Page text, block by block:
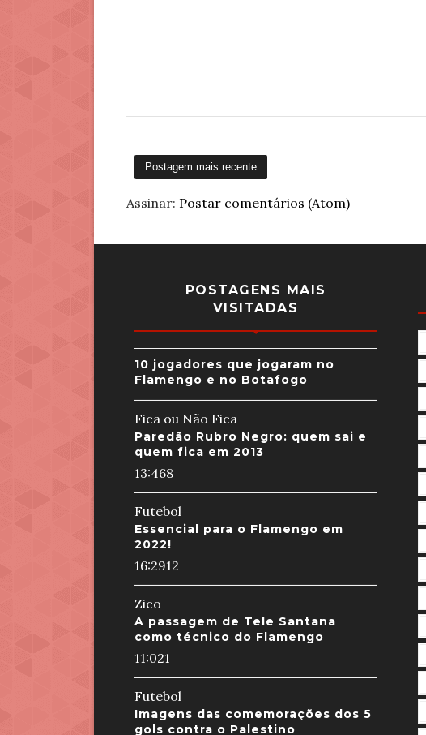
Postagem mais recente
Assinar: Postar comentários (Atom)
POSTAGENS MAIS
VISITADAS
10 jogadores que jogaram no
Flamengo e no Botafogo
Fica ou Não Fica
Paredão Rubro Negro: quem sai e
quem fica em 2013
13:468
Futebol
Essencial para o Flamengo em
2022!
16:2912
Zico
A passagem de Tele Santana
como técnico do Flamengo
11:021
Futebol
Imagens das comemorações dos 5
gols contra o Palestino